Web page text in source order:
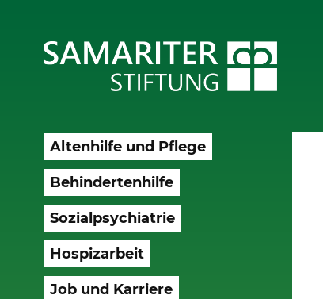
Altenhilfe und Pflege
Behindertenhilfe
Sozialpsychiatrie
Hospizarbeit
Job und Karriere